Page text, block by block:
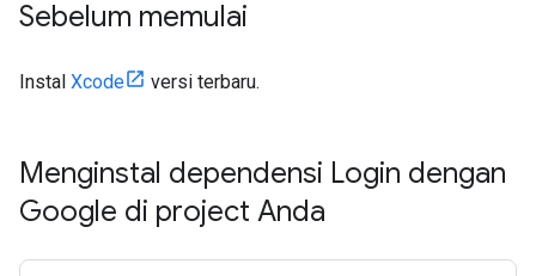
Sebelum memulai
Instal Xcode versi terbaru.
Menginstal dependensi Login dengan
Google di project Anda